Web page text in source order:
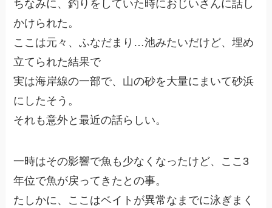
ちなみに、釣りをしていた時におじいさんに話し
かけられた。
ここは元々、ふなだまり…池みたいだけど、埋め
立てられた結果で
実は海岸線の一部で、山の砂を大量にまいて砂浜
にしたそう。
それも意外と最近の話らしい。
一時はその影響で魚も少なくなったけど、ここ3
年位で魚が戻ってきたとの事。
たしかに、ここはベイトが異常なまでに泳ぎまく